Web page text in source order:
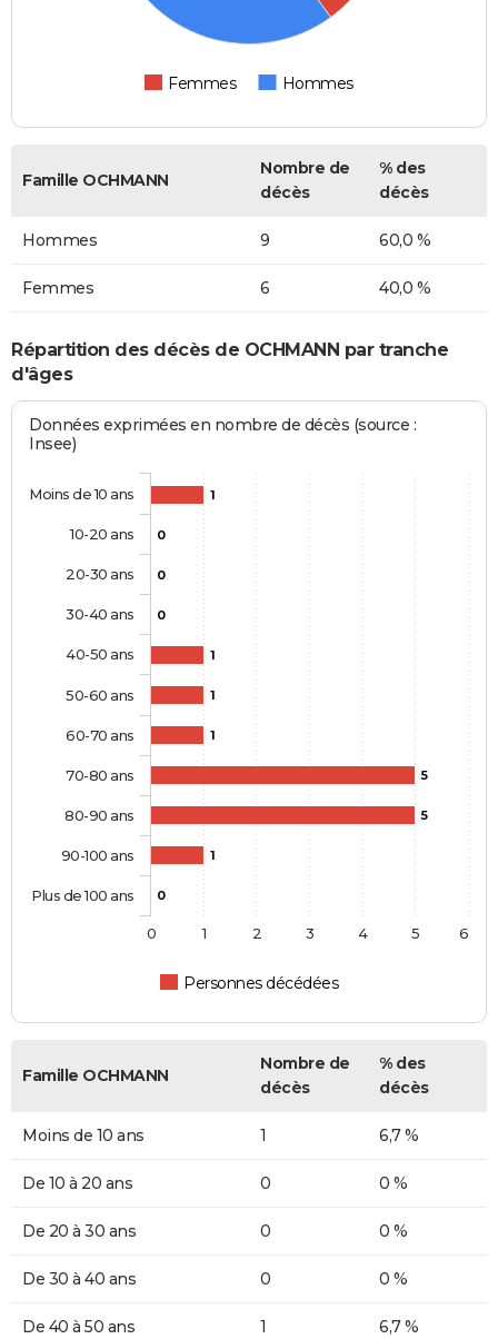
Femmes Hommes
Famille OCHMANN
Nombre de
décès
% des
décès
Hommes 9 60,0 %
Femmes 6 40,0 %
Répartition des décès de OCHMANN par tranche
d'âges
Données exprimées en nombre de décès (source :
Insee)
1
0
0
0
1
1
1
5
5
1
0
Personnes décédées
Moins de 10 ans
10-20 ans
20-30 ans
30-40 ans
40-50 ans
50-60 ans
60-70 ans
70-80 ans
80-90 ans
90-100 ans
Plus de 100 ans
0 1 2 3 4 5 6
Famille OCHMANN
Nombre de
décès
% des
décès
Moins de 10 ans 1 6,7 %
De 10 à 20 ans 0 0 %
De 20 à 30 ans 0 0 %
De 30 à 40 ans 0 0 %
De 40 à 50 ans 1 6,7 %